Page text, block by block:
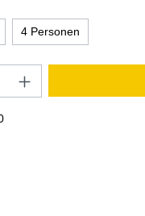
4 Personen